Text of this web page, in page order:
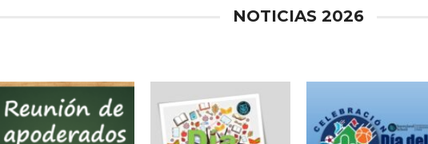
NOTICIAS 2026